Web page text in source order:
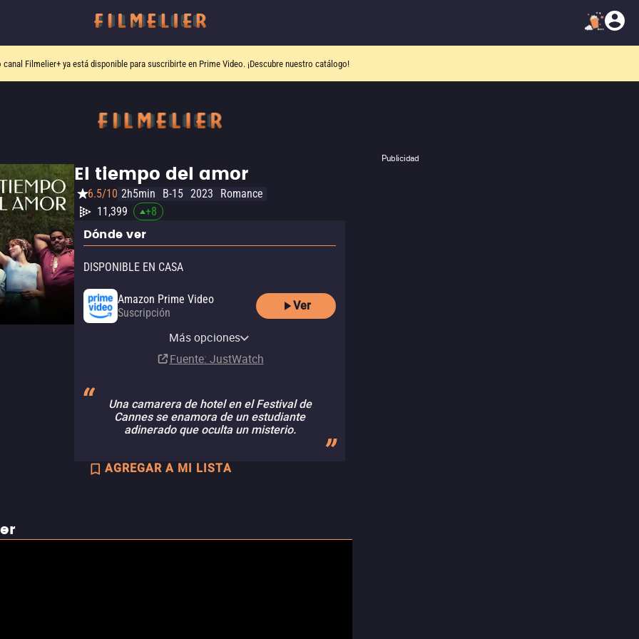
canal Filmelier+ya está disponible para suscribirte en Prime Video. ¡Descubre nuestro catálogo!
Publicidad
El tiempo del amor
6.5/10 2h5min B-15 2023
Romance
11,399
+8
Dónde ver
DISPONIBLE EN CASA
Amazon Prime Video
Suscripción
Ver
Amazon Prime Video with
Suscripción
Amazon Video
MX$149.00
Apple TV (iTunes)
Más opciones
Fuente: JustWatch
Una camarera de hotel en el Festival de
Cannes se enamora de un estudiante
adinerado que oculta un misterio.
AGREGAR A MI LISTA